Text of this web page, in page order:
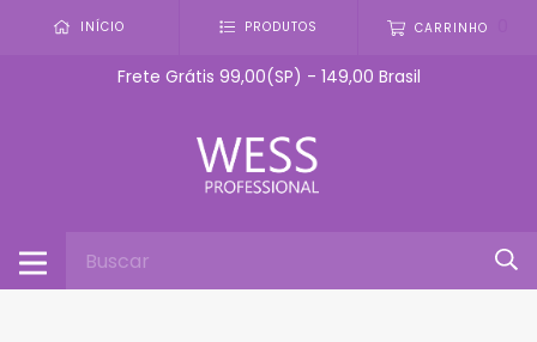
INÍCIO PRODUTOS CARRINHO
Frete Grátis 99,00(SP) - 149,00 Brasil